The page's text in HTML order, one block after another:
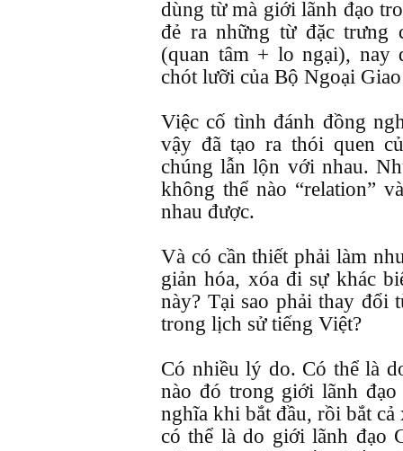
dùng từ mà giới lãnh đạo
đẻ ra những từ đặc trưng
(quan tâm + lo ngại), nay
chót lưỡi của Bộ Ngoại
Việc cố tình đánh đồng
vậy đã tạo ra thói quen
chúng lẫn lộn với nhau.
không thể nào “relation”
nhau được.
Và có cần thiết phải làm
giản hóa, xóa đi sự khác
này? Tại sao phải thay đổi
trong lịch sử tiếng Việt?
Có nhiều lý do. Có thể là
nào đó trong giới lãnh
nghĩa khi bắt đầu, rồi bắt
có thể là do giới lãnh đạo